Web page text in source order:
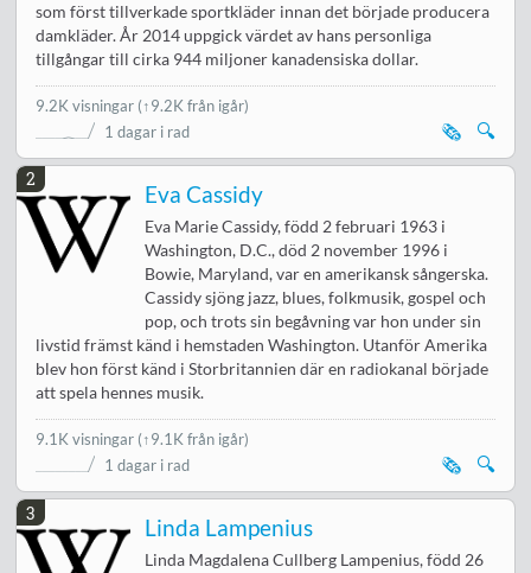
som först tillverkade sportkläder innan det började producera
damkläder. År 2014 uppgick värdet av hans personliga
tillgångar till cirka 944 miljoner kanadensiska dollar.
9.2K visningar (↑9.2K från igår)
1 dagar i rad
🔍
🗞️
2
Eva Cassidy
Eva Marie Cassidy, född 2 februari 1963 i
Washington, D.C., död 2 november 1996 i
Bowie, Maryland, var en amerikansk sångerska.
Cassidy sjöng jazz, blues, folkmusik, gospel och
pop, och trots sin begåvning var hon under sin
livstid främst känd i hemstaden Washington. Utanför Amerika
blev hon först känd i Storbritannien där en radiokanal började
att spela hennes musik.
9.1K visningar (↑9.1K från igår)
1 dagar i rad
🔍
🗞️
3
Linda Lampenius
Linda Magdalena Cullberg Lampenius, född 26